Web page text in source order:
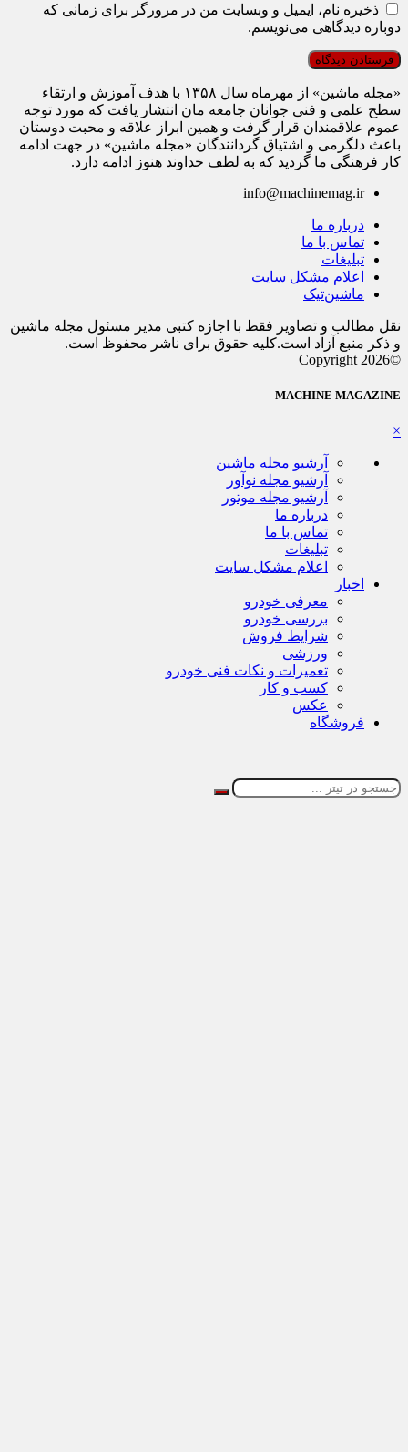
ذخیره نام، ایمیل و وبسایت من در مرورگر برای زمانی که
دوباره دیدگاهی می‌نویسم.
«مجله ماشین» از مهرماه سال ۱۳۵۸ با هدف آموزش و ارتقاء
سطح علمی و فنی جوانان جامعه مان انتشار یافت که مورد توجه
عموم علاقمندان قرار گرفت و همین ابراز علاقه و محبت دوستان
باعث دلگرمی و اشتیاق گردانندگان «مجله ماشین» در جهت ادامه
کار فرهنگی ما گردید که به لطف خداوند هنوز ادامه دارد.
info@machinemag.ir
درباره ما
تماس با ما
تبلیغات
اعلام مشکل سایت
ماشین‌تیک
نقل مطالب و تصاویر فقط با اجازه کتبی مدیر مسئول مجله ماشین
و ذکر منبع آزاد است.کلیه حقوق برای ناشر محفوظ است.
©Copyright 2026
MACHINE MAGAZINE
×
آرشیو مجله ماشین
آرشیو مجله نوآور
آرشیو مجله موتور
درباره ما
تماس با ما
تبلیغات
اعلام مشکل سایت
اخبار
معرفی خودرو
بررسی خودرو
شرایط فروش
ورزشی
تعمیرات و نکات فنی خودرو
کسب و کار
عکس
فروشگاه